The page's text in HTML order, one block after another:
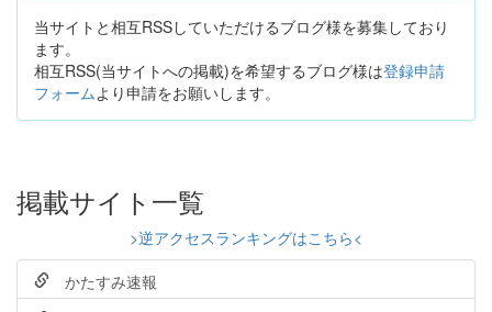
当サイトと相互RSSしていただけるブログ様を募集しており
ます。
相互RSS(当サイトへの掲載)を希望するブログ様は登録申請
フォームより申請をお願いします。
掲載サイト一覧
>逆アクセスランキングはこちら<
かたすみ速報